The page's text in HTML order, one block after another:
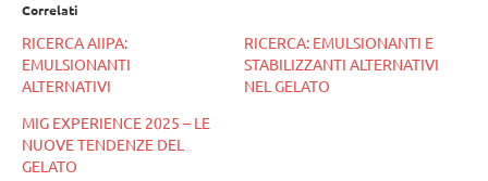
Correlati
RICERCA AIIPA:
EMULSIONANTI
ALTERNATIVI
RICERCA: EMULSIONANTI E
STABILIZZANTI ALTERNATIVI
NEL GELATO
MIG EXPERIENCE 2025 – LE
NUOVE TENDENZE DEL
GELATO